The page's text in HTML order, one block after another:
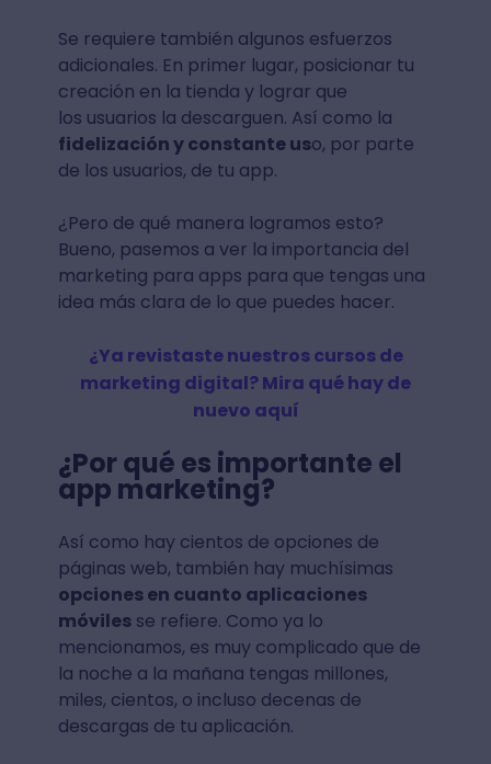
Se requiere también algunos esfuerzos
adicionales. En primer lugar, posicionar tu
creación en la tienda y lograr que
los usuarios la descarguen. Así como la
fidelización y constante uso, por parte
de los usuarios, de tu app.
¿Pero de qué manera logramos esto?
Bueno, pasemos a ver la importancia del
marketing para apps para que tengas una
idea más clara de lo que puedes hacer.
¿Ya revistaste nuestros cursos de
marketing digital? Mira qué hay de
nuevo aquí
¿Por qué es importante el
app marketing?
Así como hay cientos de opciones de
páginas web, también hay muchísimas
opciones en cuanto aplicaciones
móvilesse refiere. Como ya lo
mencionamos, es muy complicado que de
la noche a la mañana tengas millones,
miles, cientos, o incluso decenas de
descargas de tu aplicación.